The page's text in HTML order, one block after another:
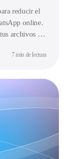
reducir el
online.
archivos de
7 min de lectura